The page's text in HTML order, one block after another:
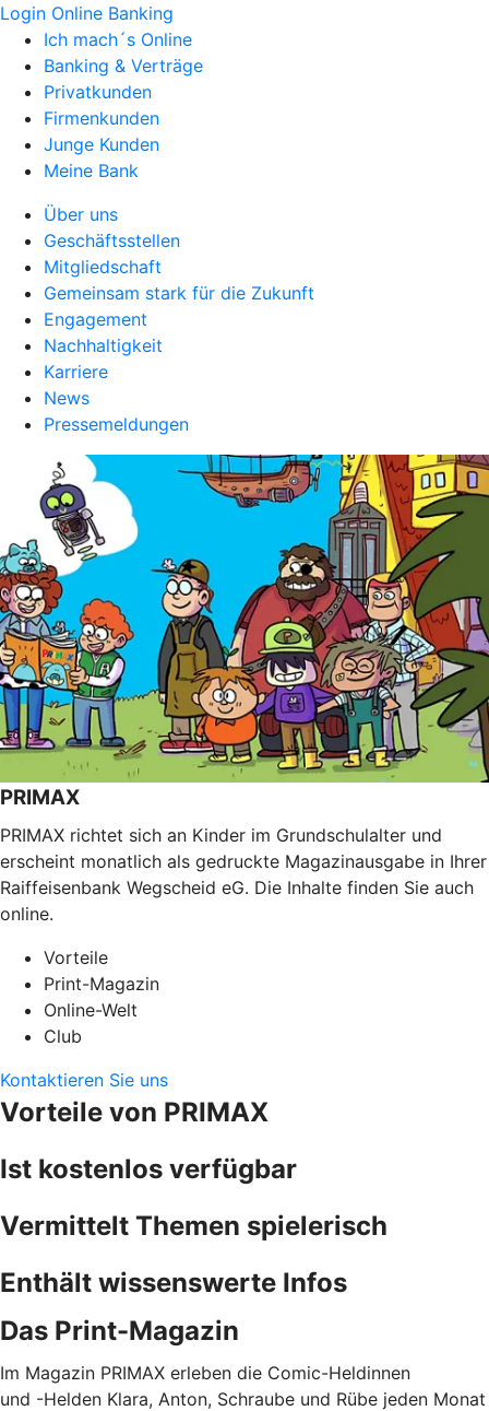
Login Online Banking
Ich mach´s Online
Banking & Verträge
Privatkunden
Firmenkunden
Junge Kunden
Meine Bank
Über uns
Geschäftsstellen
Mitgliedschaft
Gemeinsam stark für die Zukunft
Engagement
Nachhaltigkeit
Karriere
News
Pressemeldungen
PRIMAX
PRIMAX richtet sich an Kinder im Grundschulalter und
erscheint monatlich als gedruckte Magazinausgabe in Ihrer
Raiffeisenbank Wegscheid eG. Die Inhalte finden Sie auch
online.
Vorteile
Print-Magazin
Online-Welt
Club
Kontaktieren Sie uns
Vorteile von PRIMAX
Ist kostenlos verfügbar
Vermittelt Themen spielerisch
Enthält wissenswerte Infos
Das Print-Magazin
Im Magazin PRIMAX erleben die Comic-Heldinnen
und -Helden Klara, Anton, Schraube und Rübe jeden Monat